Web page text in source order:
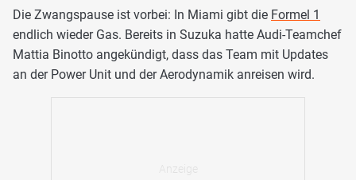
Die Zwangspause ist vorbei: In Miami gibt die Formel 1
endlich wieder Gas. Bereits in Suzuka hatte Audi-Teamchef
Mattia Binotto angekündigt, dass das Team mit Updates
an der Power Unit und der Aerodynamik anreisen wird.